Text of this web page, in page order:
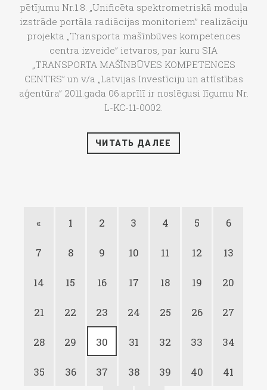
pētījumu Nr.1.8. „Unificēta spektrometriskā moduļa
izstrāde portāla radiācijas monitoriem” realizāciju
projekta „Transporta mašīnbūves kompetences
centra izveide” ietvaros, par kuru SIA
„TRANSPORTA MAŠĪNBŪVES KOMPETENCES
CENTRS” un v/a „Latvijas Investīciju un attīstības
aģentūra” 2011.gada 06.aprīlī ir noslēgusi līgumu Nr.
L-KC-11-0002.
ЧИТАТЬ ДАЛЕЕ
« 1 2 3 4 5 6
7 8 9 10 11 12 13
14 15 16 17 18 19 20
21 22 23 24 25 26 27
28 29 30 31 32 33 34
35 36 37 38 39 40 41